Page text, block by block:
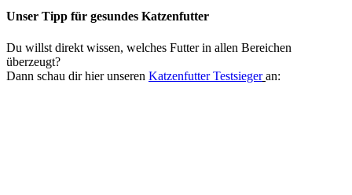
Unser Tipp für gesundes Katzenfutter
Du willst direkt wissen, welches Futter in allen Bereichen
überzeugt?
Dann schau dir hier unseren Katzenfutter Testsieger an: